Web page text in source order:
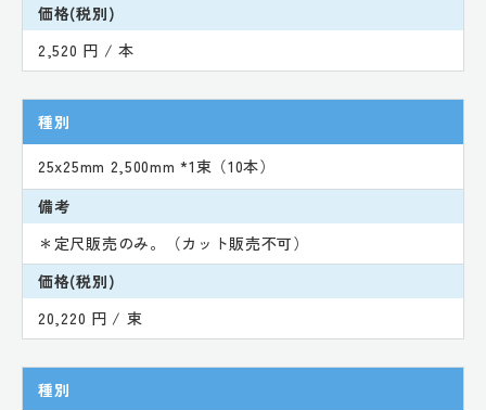
価格(税別)
2,520 円 / 本
種別
25x25mm 2,500mm *1束（10本）
備考
＊定尺販売のみ。（カット販売不可）
価格(税別)
20,220 円 / 束
種別